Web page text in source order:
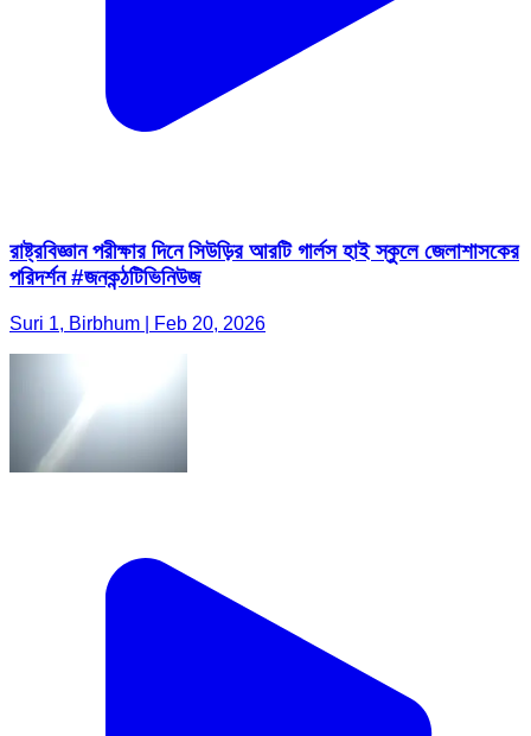
রাষ্ট্রবিজ্ঞান পরীক্ষার দিনে সিউড়ির আরটি গার্লস হাই স্কুলে জেলাশাসকের
পরিদর্শন #জনকন্ঠটিভিনিউজ
Suri 1, Birbhum | Feb 20, 2026